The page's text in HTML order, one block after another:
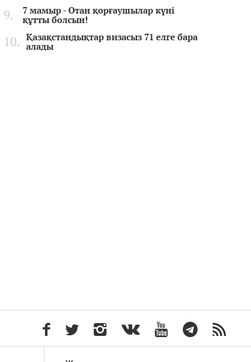
7 мамыр - Отан қорғаушылар күні
құтты болсын!
Қазақстандықтар визасыз 71 елге бара
алады